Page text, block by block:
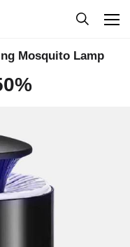
Mosquito Lamp